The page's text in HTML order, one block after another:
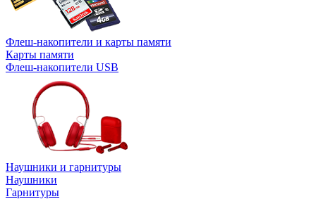
Флеш-накопители и карты памяти
Карты памяти
Флеш-накопители USB
Наушники и гарнитуры
Наушники
Гарнитуры